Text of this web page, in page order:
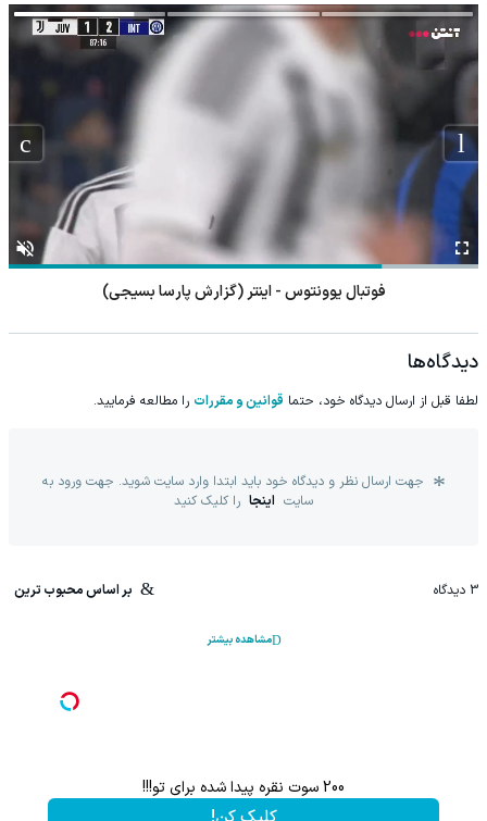
فوتبال یوونتوس - اینتر (گزارش پارسا بسیجی)
دیدگاه‌ها
لطفا قبل از ارسال دیدگاه خود، حتما قوانین و مقررات را مطالعه فرمایید.
جهت ارسال نظر و دیدگاه خود باید ابتدا وارد سایت شوید. جهت ورود به
سایت اینجا را کلیک کنید
3 دیدگاه بر اساس محبوب ترین
مشاهده بیشتر
200 سوت نقره پیدا شده برای تو!!!